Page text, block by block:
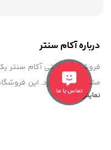
درباره آکام سنتر
فروشگاه اینترنتی آکام سنتر
به فرد، پشتیبانی حرفه ای،
نمایش بیشتر
تماس با ما